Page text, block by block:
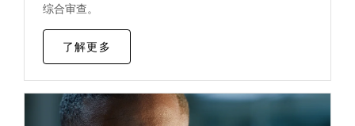
综合审查。
了解更多